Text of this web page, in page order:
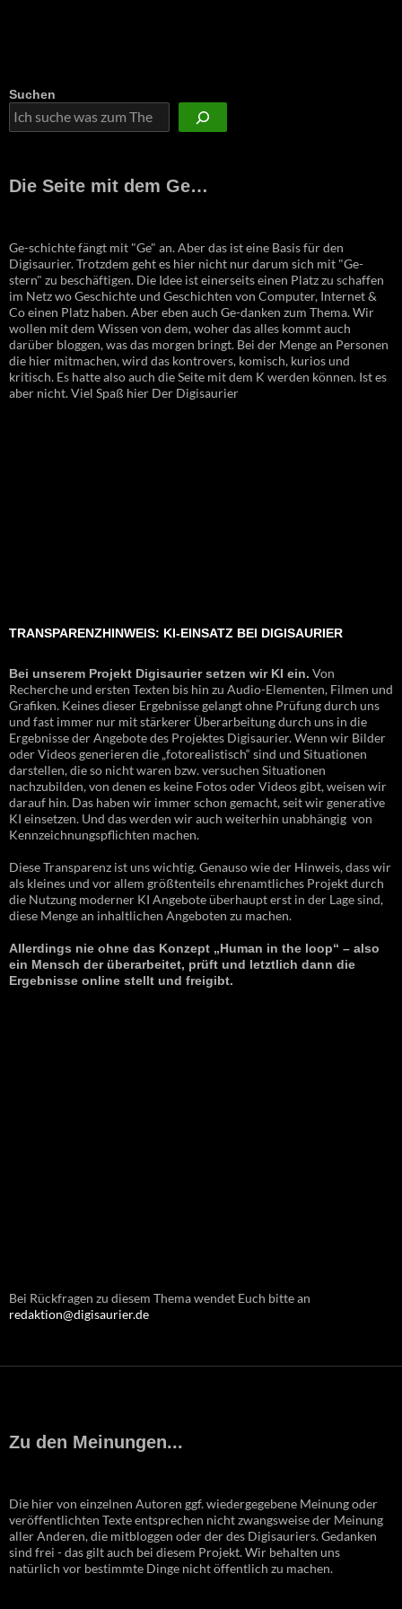
Suchen
Die Seite mit dem Ge…
Ge-schichte fängt mit "Ge" an. Aber das ist eine Basis für den
Digisaurier. Trotzdem geht es hier nicht nur darum sich mit "Ge-
stern" zu beschäftigen. Die Idee ist einerseits einen Platz zu schaffen
im Netz wo Geschichte und Geschichten von Computer, Internet &
Co einen Platz haben. Aber eben auch Ge-danken zum Thema. Wir
wollen mit dem Wissen von dem, woher das alles kommt auch
darüber bloggen, was das morgen bringt. Bei der Menge an Personen
die hier mitmachen, wird das kontrovers, komisch, kurios und
kritisch. Es hatte also auch die Seite mit dem K werden können. Ist es
aber nicht. Viel Spaß hier Der Digisaurier
TRANSPARENZHINWEIS: KI-EINSATZ BEI DIGISAURIER
Bei unserem Projekt Digisaurier setzen wir KI ein. Von
Recherche und ersten Texten bis hin zu Audio-Elementen, Filmen und
Grafiken. Keines dieser Ergebnisse gelangt ohne Prüfung durch uns
und fast immer nur mit stärkerer Überarbeitung durch uns in die
Ergebnisse der Angebote des Projektes Digisaurier. Wenn wir Bilder
oder Videos generieren die „fotorealistisch“ sind und Situationen
darstellen, die so nicht waren bzw. versuchen Situationen
nachzubilden, von denen es keine Fotos oder Videos gibt, weisen wir
darauf hin. Das haben wir immer schon gemacht, seit wir generative
KI einsetzen. Und das werden wir auch weiterhin unabhängig von
Kennzeichnungspflichten machen.
Diese Transparenz ist uns wichtig. Genauso wie der Hinweis, dass wir
als kleines und vor allem größtenteils ehrenamtliches Projekt durch
die Nutzung moderner KI Angebote überhaupt erst in der Lage sind,
diese Menge an inhaltlichen Angeboten zu machen.
Allerdings nie ohne das Konzept „Human in the loop“ – also
ein Mensch der überarbeitet, prüft und letztlich dann die
Ergebnisse online stellt und freigibt.
Bei Rückfragen zu diesem Thema wendet Euch bitte an
redaktion@digisaurier.de
Zu den Meinungen...
Die hier von einzelnen Autoren ggf. wiedergegebene Meinung oder
veröffentlichten Texte entsprechen nicht zwangsweise der Meinung
aller Anderen, die mitbloggen oder der des Digisauriers. Gedanken
sind frei - das gilt auch bei diesem Projekt. Wir behalten uns
natürlich vor bestimmte Dinge nicht öffentlich zu machen.